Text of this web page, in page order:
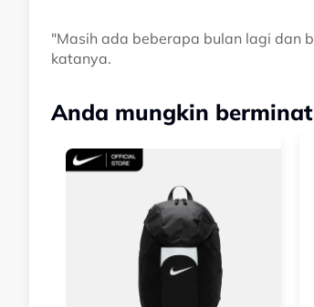
"Masih ada beberapa bulan lagi dan
katanya.
Anda mungkin